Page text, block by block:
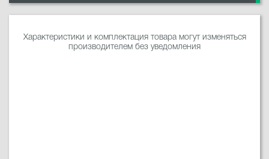
Характеристики и комплектация товара могут изменяться
производителем без уведомления